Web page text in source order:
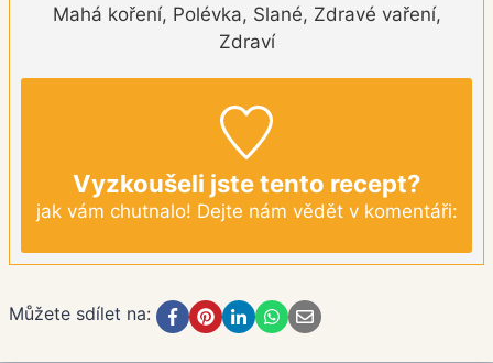
Mahá koření, Polévka, Slané, Zdravé vaření,
Zdraví
Vyzkoušeli jste tento recept?
jak vám chutnalo! Dejte nám vědět v komentáři:
Můžete sdílet na: